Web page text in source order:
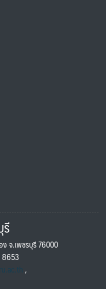
จ.เพชรบุรี 76000
8653
,